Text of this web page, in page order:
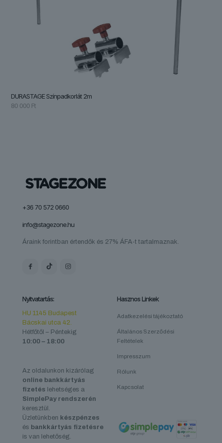
DURASTAGE Színpadkorlát 2m
80 000 Ft
+36 70 572 0660
info@stagezone.hu
Áraink forintban értendők és 27% ÁFA-t tartalmaznak.
Nyitvatartás:
HU 1145 Budapest
Bácskai utca 42.
Hétfőtől – Péntekig
10:00 – 18:00
Az oldalunkon kizárólag
online bankkártyás
fizetés lehetséges a
SimplePay rendszerén
keresztül.
Üzletünkben készpénzes
és bankkártyás fizetésre
is van lehetőség.
Hasznos Linkek
Adatkezelési tájékoztató
Általános Szerződési
Feltételek
Impresszum
Rólunk
Kapcsolat